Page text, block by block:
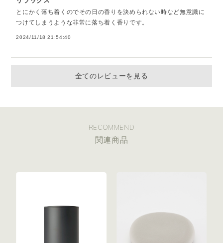
とにかく落ち着くのでその日の香りを決められない時など無意識に
つけてしまうような非常に落ち着く香りです。
2024/11/18 21:54:40
全てのレビューを見る
RECOMMEND
関連商品